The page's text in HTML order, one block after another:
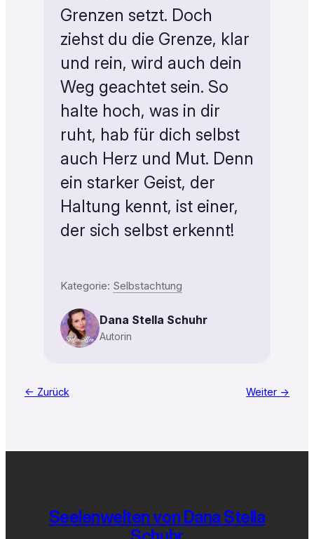
Grenzen setzt. Doch
ziehst du die Grenze, klar
und rein, wird auch dein
Weg geachtet sein. So
halte hoch, was in dir
ruht, hab für dich selbst
auch Herz und Mut. Denn
ein starker Geist, der
Haltung kennt, ist einer,
der sich selbst erkennt!
Kategorie: Selbstachtung
Dana Stella Schuhr
Autorin
← Zurück Weiter →
Seelenwelten von Dana Stella